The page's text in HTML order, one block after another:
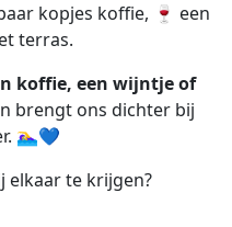
kopjes koffie, 🍷 een
terras.
koffie, een wijntje of
brengt ons dichter bij
🏊‍♀️💙
elkaar te krijgen?